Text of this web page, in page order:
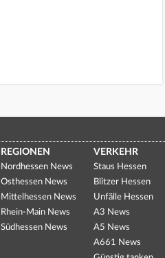
REGIONEN
Nordhessen News
Osthessen News
Mittelhessen News
Rhein-Main News
Südhessen News
VERKEHR
Staus Hessen
Blitzer Hessen
Unfälle Hessen
A3 News
A5 News
A661 News